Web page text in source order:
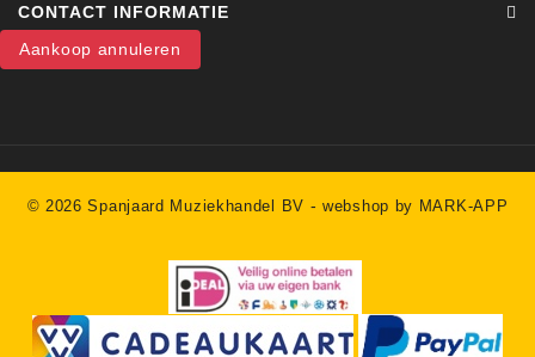
CONTACT INFORMATIE
Aankoop annuleren
© 2026 Spanjaard Muziekhandel BV -webshop by MARK-APP